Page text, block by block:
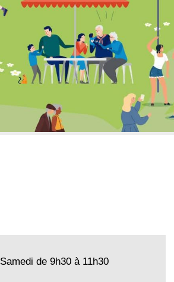
Samedi de 9h30 à 11h30